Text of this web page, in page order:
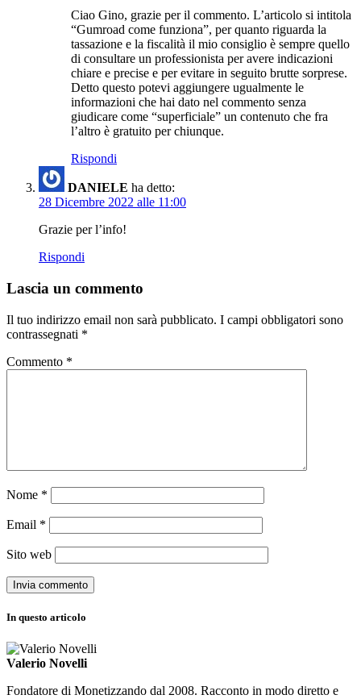
Ciao Gino, grazie per il commento. L’articolo si intitola
“Gumroad come funziona”, per quanto riguarda la
tassazione e la fiscalità il mio consiglio è sempre quello
di consultare un professionista per avere indicazioni
chiare e precise e per evitare in seguito brutte sorprese.
Detto questo potevi aggiungere ugualmente le
informazioni che hai dato nel commento senza
giudicare come “superficiale” un contenuto che fra
l’altro è gratuito per chiunque.
Rispondi
DANIELE ha detto:
28 Dicembre 2022 alle 11:00
Grazie per l’info!
Rispondi
Lascia un commento
Il tuo indirizzo email non sarà pubblicato. I campi obbligatori sono
contrassegnati *
Commento *
Nome *
Email *
Sito web
In questo articolo
Valerio Novelli
Fondatore di Monetizzando dal 2008. Racconto in modo diretto e